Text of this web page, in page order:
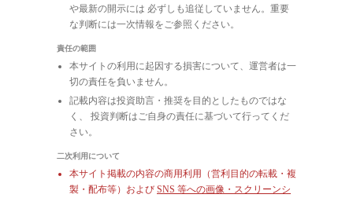
や最新の開示には 必ずしも追従していません。重要
な判断には一次情報をご参照ください。
責任の範囲
本サイトの利用に起因する損害について、運営者は一
切の責任を負いません。
記載内容は投資助言・推奨を目的としたものではな
く、 投資判断はご自身の責任に基づいて行ってくだ
さい。
二次利用について
本サイト掲載の内容の商用利用（営利目的の転載・複
製・配布等）および SNS 等への画像・スクリーンシ